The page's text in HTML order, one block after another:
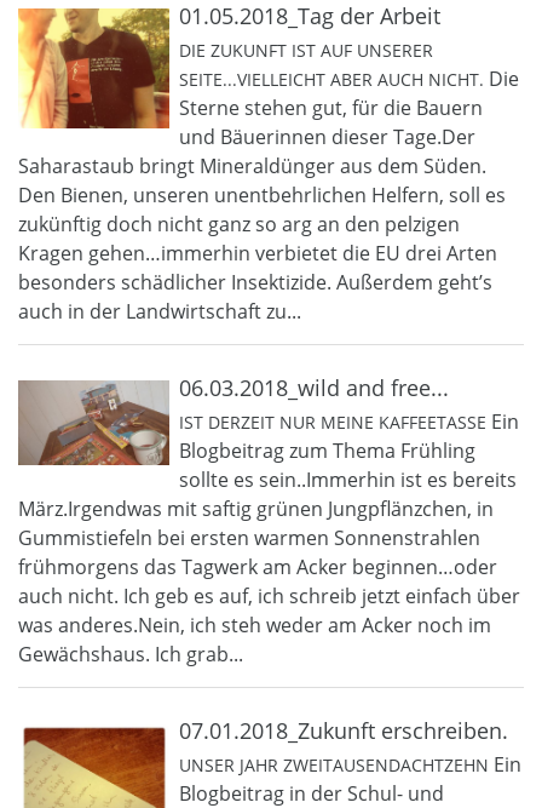
01.05.2018_Tag der Arbeit
DIE ZUKUNFT IST AUF UNSERER
SEITE...VIELLEICHT ABER AUCH NICHT. Die
Sterne stehen gut, für die Bauern
und Bäuerinnen dieser Tage.Der
Saharastaub bringt Mineraldünger aus dem Süden.
Den Bienen, unseren unentbehrlichen Helfern, soll es
zukünftig doch nicht ganz so arg an den pelzigen
Kragen gehen…immerhin verbietet die EU drei Arten
besonders schädlicher Insektizide. Außerdem geht’s
auch in der Landwirtschaft zu...
06.03.2018_wild and free...
IST DERZEIT NUR MEINE KAFFEETASSE Ein
Blogbeitrag zum Thema Frühling
sollte es sein..Immerhin ist es bereits
März.Irgendwas mit saftig grünen Jungpflänzchen, in
Gummistiefeln bei ersten warmen Sonnenstrahlen
frühmorgens das Tagwerk am Acker beginnen…oder
auch nicht. Ich geb es auf, ich schreib jetzt einfach über
was anderes.Nein, ich steh weder am Acker noch im
Gewächshaus. Ich grab...
07.01.2018_Zukunft erschreiben.
UNSER JAHR ZWEITAUSENDACHTZEHN Ein
Blogbeitrag in der Schul- und